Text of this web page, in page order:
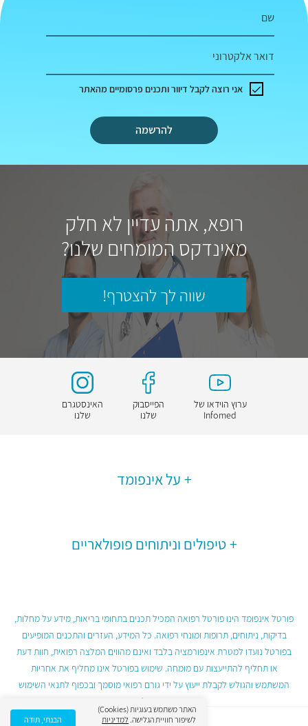
שם
דואר אלקטרוני
להרשמה
אני רוצה לקבל דיוור ותכנים פרסומיים מהאתר
רופא, אתה עדיין לא חלק
מאינדקס המומחים שלנו?
שווה לך להצטרף!
ערוץ הוידאו של
Infomed
הפייסבוק
שלנו
האינסטגרם
שלנו
על אינפומד
טיפולים וניתוחים פופולאריים
פורטל אינפומד הינו פורטל רפואה המכיל תכנים בתחומי בריאות, מידע על מחלות,
בדיקות, ניתוחים, תרופות ומונחי רפואה. כל המידע, העזרים והתכנים המופיעים
בפורטל נועדו למטרת אינפורמציה בלבד ואינם מהווים המלצה רפואית, חוות דעת
או תחליף להתייעצות עם מומחה. שימוש בפורטל אינו מחליף את אחריות
המשתמש והגולש לקבלת ייעוץ על ידי גורם רפואי מוסמך ובכפוף לתנאי השימוש
בפורטל.
האתר משתמש בעוגיות (Cookies)
לשיפור חוויית הגלישה. למדיניות
הבנתי, תודה